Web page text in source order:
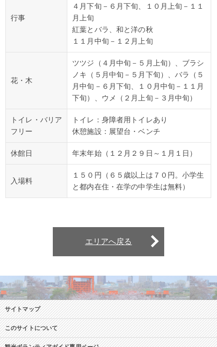
行事
４月下旬－６月下旬、１０月上旬－１１
月上旬
紅葉とバラ、和と洋の秋
１１月中旬－１２月上旬
花・木
ツツジ（４月中旬－５月上旬）、ブラシ
ノキ（５月中旬－５月下旬）、バラ（５
月中旬－６月下旬、１０月中旬－１１月
下旬）、ウメ（２月上旬－３月中旬）
トイレ・バリア
フリー
トイレ：身障者用トイレあり
休憩施設：展望台・ベンチ
休館日 年末年始（１２月２９日～１月１日）
入場料
１５０円（６５歳以上は７０円。小学生
と都内在住・在学の中学生は無料）
エリアへ戻る
サイトマップ
このサイトについて